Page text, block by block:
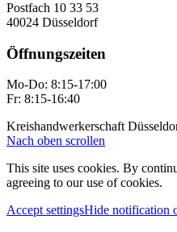
Postfach 10 33 53
40024 Düsseldorf
Öffnungszeiten
Mo-Do: 8:15-17:00
Fr: 8:15-16:40
Kreishandwerkerschaft
Nach oben scrollen
This site uses cookies. By
agreeing to our use of cookies.
Accept settingsHide notification